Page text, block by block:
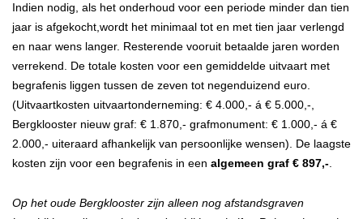
Indien nodig, als het onderhoud voor een periode minder dan tien
jaar is afgekocht,wordt het minimaal tot en met tien jaar verlengd
en naar wens langer. Resterende vooruit betaalde jaren worden
verrekend. De totale kosten voor een gemiddelde uitvaart met
begrafenis liggen tussen de zeven tot negenduizend euro.
(Uitvaartkosten uitvaartonderneming: € 4.000,- á € 5.000,-,
Bergklooster nieuw graf: € 1.870,- grafmonument: € 1.000,- á €
2.000,- uiteraard afhankelijk van persoonlijke wensen). De laagste
kosten zijn voor een begrafenis in een algemeen graf € 897,-
Op het oude Bergklooster zijn alleen nog afstandsgraven